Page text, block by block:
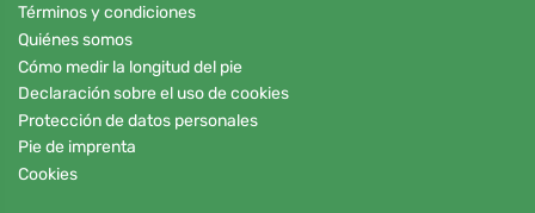
Términos y condiciones
Quiénes somos
Cómo medir la longitud del pie
Declaración sobre el uso de cookies
Protección de datos personales
Pie de imprenta
Cookies